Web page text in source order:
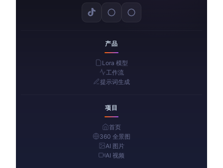
产品
Lora 模型
工作流
提示词生成
项目
首页
360 全景图
AI 图片
AI 视频